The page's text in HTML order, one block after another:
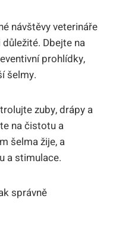
návštěvy veterináře
Dbejte na
prohlídky,
šelmy.
zuby, drápy a
na čistotu a
šelma žije, a
a stimulace.